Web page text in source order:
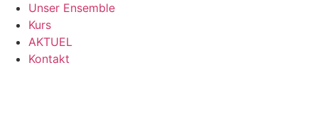
Unser Ensemble
Kurs
AKTUEL
Kontakt